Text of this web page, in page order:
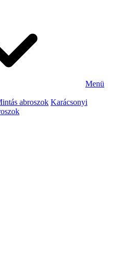
Menü
abroszok Karácsonyi